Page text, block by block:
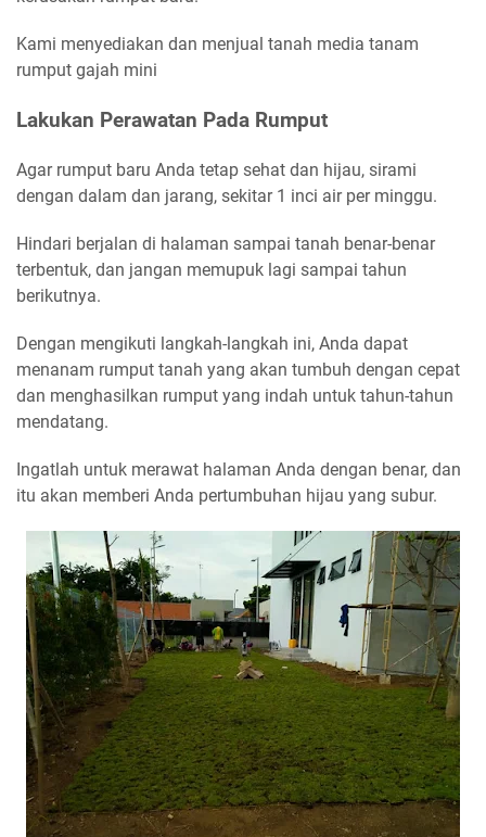
Kami menyediakan dan menjual tanah media tanam
rumput gajah mini
Lakukan Perawatan Pada Rumput
Agar rumput baru Anda tetap sehat dan hijau, sirami
dengan dalam dan jarang, sekitar 1 inci air per minggu.
Hindari berjalan di halaman sampai tanah benar-benar
terbentuk, dan jangan memupuk lagi sampai tahun
berikutnya.
Dengan mengikuti langkah-langkah ini, Anda dapat
menanam rumput tanah yang akan tumbuh dengan cepat
dan menghasilkan rumput yang indah untuk tahun-tahun
mendatang.
Ingatlah untuk merawat halaman Anda dengan benar, dan
itu akan memberi Anda pertumbuhan hijau yang subur.